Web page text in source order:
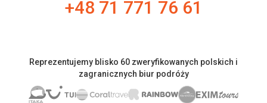
+48 71 771 76 61
Reprezentujemy blisko 60 zweryfikowanych polskich i
zagranicznych biur podróży